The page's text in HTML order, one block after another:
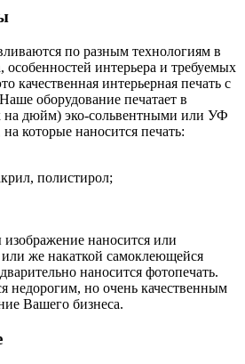
по разным технологиям в
особенностей интерьера и требуемых
качественная интерьерная печать с
оборудование печатает в
на дюйм) эко-сольвентными или УФ
которые наносится печать:
полистирол;
наносится или
же накаткой самоклеющейся
наносится фотопечать.
недорогим, но очень качественным
Вашего бизнеса.